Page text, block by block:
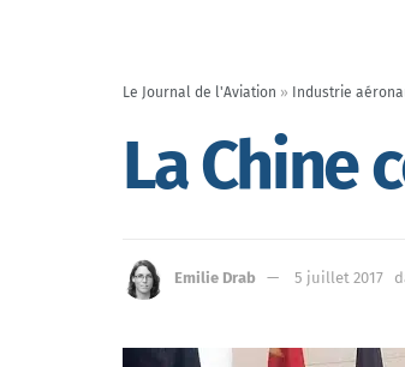
Le Journal de l'Aviation » Industrie
La Chine
Emilie Drab 5 juillet 2017